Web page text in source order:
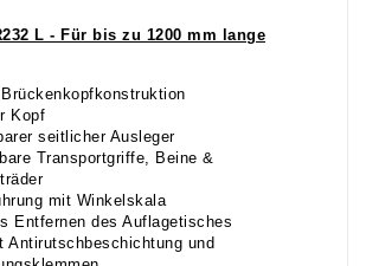
L - Für bis zu 1200 mm lange
Kopf
seitlicher Ausleger
Transportgriffe, Beine &
mit Winkelskala
Entfernen des Auflagetisches
Antirutschbeschichtung und